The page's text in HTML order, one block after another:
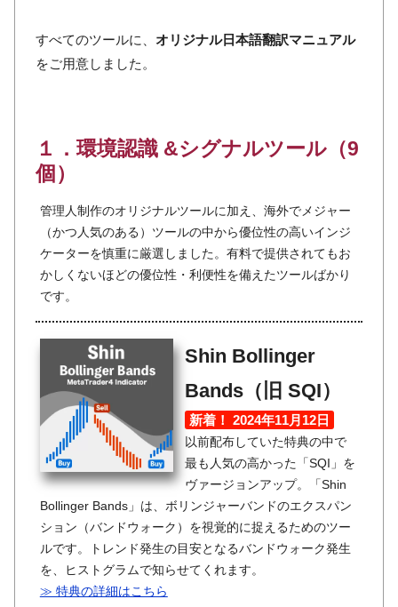
すべてのツールに、 オリジナル日本語翻訳マニュアル
をご用意しました。
１．環境認識 &シグナルツール（9
個）
管理人制作のオリジナルツールに加え、海外でメジャー
（かつ人気のある）ツールの中から優位性の高いインジ
ケーターを慎重に厳選しました。有料で提供されてもお
かしくないほどの優位性・利便性を備えたツールばかり
です。
Shin Bollinger
Bands（旧 SQI）
新着！ 2024年11月12日
以前配布していた特典の中で
最も人気の高かった「SQI」を
ヴァージョンアップ。「Shin
Bollinger Bands」は、ボリンジャーバンドのエクスパン
ション（バンドウォーク）を視覚的に捉えるためのツー
ルです。トレンド発生の目安となるバンドウォーク発生
を、ヒストグラムで知らせてくれます。
≫ 特典の詳細はこちら